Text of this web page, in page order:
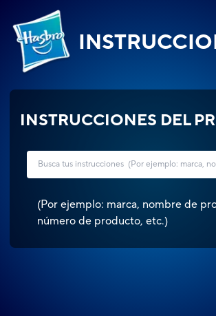
INSTRUCCIONES DEL
(Por ejemplo: marca, nombre de
número de producto, etc.)